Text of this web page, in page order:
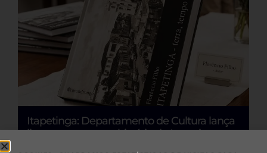
Itapetinga: Departamento de Cultura lança
livro que resgata a história de Itapetinga